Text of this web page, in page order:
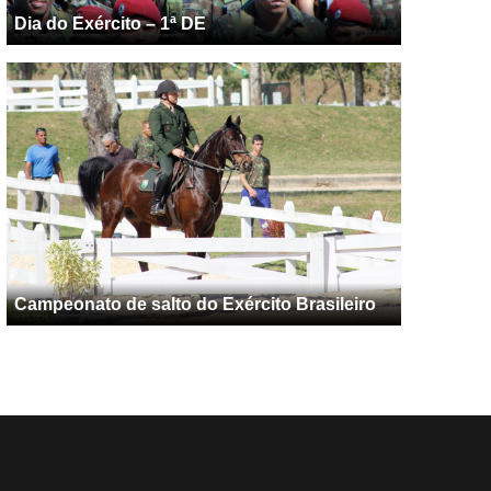
Dia do Exército – 1ª DE
Campeonato de salto do Exército Brasileiro